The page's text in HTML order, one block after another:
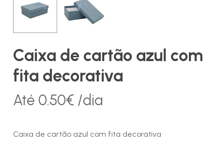
Caixa de cartão azul com
fita decorativa
Até 0.50€ /dia
Caixa de cartão azul com fita decorativa